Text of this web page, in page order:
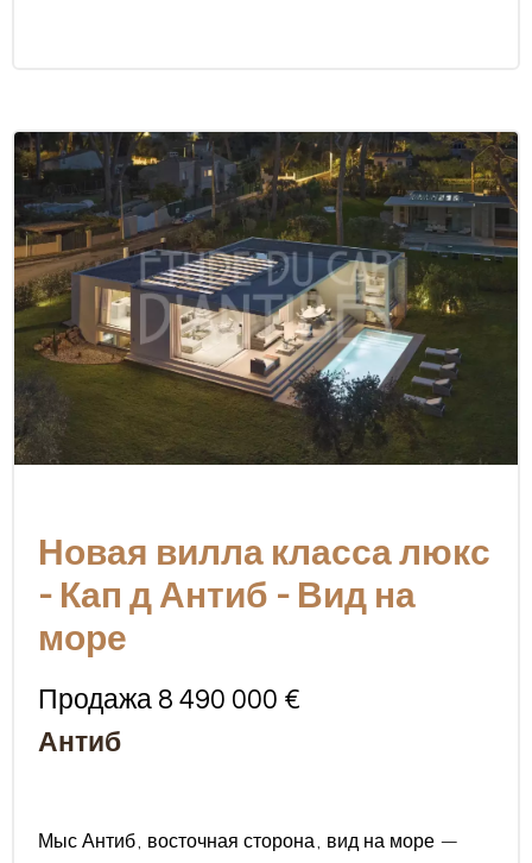
Новая вилла класса люкс
- Кап д Антиб - Вид на
море
Продажа 8 490 000 €
Антиб
Мыс Антиб, восточная сторона, вид на море —